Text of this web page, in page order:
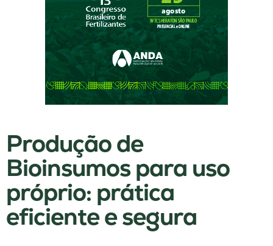
Produção de
Bioinsumos para uso
próprio: prática
eficiente e segura